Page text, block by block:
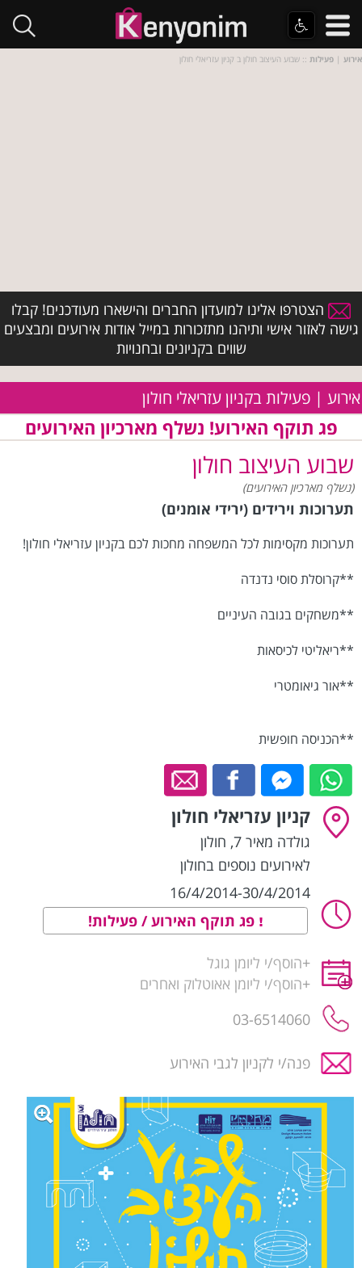
אירוע | פעילות :: שבוע העיצוב חולון ב קניון עזריאלי חולון
הצטרפו אלינו למועדון החברים והישארו מעודכנים! קבלו
גישה לאזור אישי ותיהנו מתזכורות במייל אודות אירועים ומבצעים
שווים בקניונים ובחנויות
אירוע | פעילות בקניון עזריאלי חולון
פג תוקף האירוע! נשלף מארכיון האירועים
שבוע העיצוב חולון
(נשלף מארכיון האירועים)
תערוכות וירידים (ירידי אומנים)
תערוכות מקסימות לכל המשפחה מחכות לכם בקניון עזריאלי חולון!
**קרוסלת סוסי נדנדה
**משחקים בגובה העיניים
**ריאליטי לכיסאות
**אור גיאומטרי
**הכניסה חופשית
קניון עזריאלי חולון
גולדה מאיר 7 , חולון
לאירועים נוספים בחולון
16/4/2014-30/4/2014
פג תוקף האירוע / פעילות!
+הוסף/י ליומן גוגל
+הוסף/י ליומן אאוטלוק ואחרים
03-6514060
פנה/י לקניון לגבי האירוע